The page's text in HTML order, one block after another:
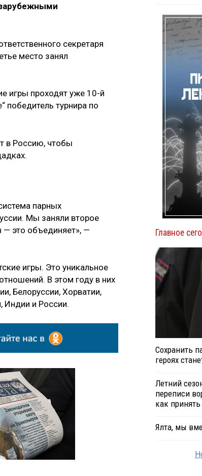
секретаря
место занял
игры проходят уже 10-й
победитель турнира по
в Россию, чтобы
парных
Мы заняли второе
— это объединяет», —
игры. Это уникальное
В этом году в них
Белоруссии, Хорватии,
Индии и России.
Главное
Сохранить
героях
Летний
переписи
как принять
Ялта, мы